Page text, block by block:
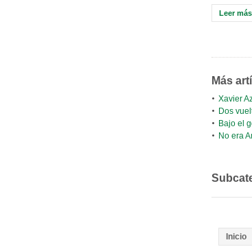
Leer
Más
Xavier
Dos
Bajo el
No era
Inicio